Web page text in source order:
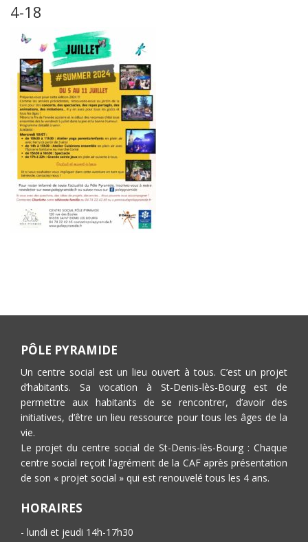
4-18
PÔLE PYRAMIDE
Un centre social est un lieu ouvert à tous. C’est un projet
d’habitants. Sa vocation à St-Denis-lès-Bourg est de
permettre aux habitants de se rencontrer, d’avoir des
initiatives, d’être un lieu ressource pour tous les âges de la
vie.
Le projet du centre social de St-Denis-lès-Bourg : Chaque
centre social reçoit l’agrément de la CAF après présentation
de son « projet social » qui est renouvelé tous les 4 ans.
HORAIRES
- lundi et jeudi 14h-17h30